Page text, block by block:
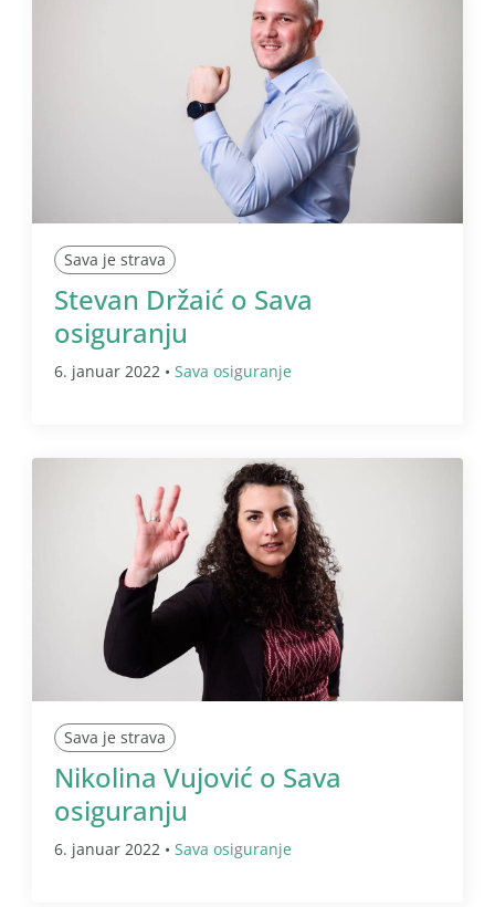
Sava je strava
Stevan Držaić o Sava
osiguranju
6. januar 2022 • Sava osiguranje
Sava je strava
Nikolina Vujović o Sava
osiguranju
6. januar 2022 • Sava osiguranje